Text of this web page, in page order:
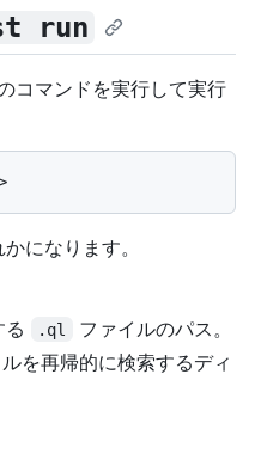
run
コマンドを実行して実行
になります。
.ql ファイルのパス。
を再帰的に検索するディ